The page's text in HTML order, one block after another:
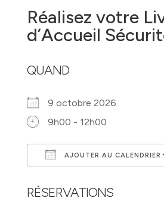
Réalisez votre
d’Accueil
QUAND
9 octobre 2026
9h00 - 12h00
AJOUTER AU CALENDRIER
RÉSERVATIONS